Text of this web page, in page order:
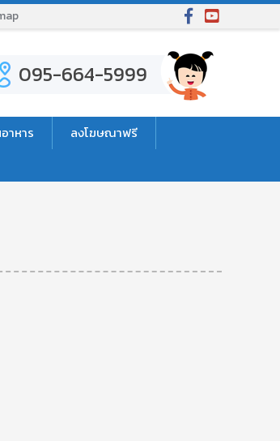
095-664-5999
าหาร
ลงโฆษณาฟรี